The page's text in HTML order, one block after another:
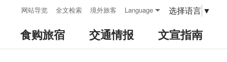
网站导览 全文检索 境外旅客 Language 选择语言 ▼
食购旅宿 交通情报 文宣指南